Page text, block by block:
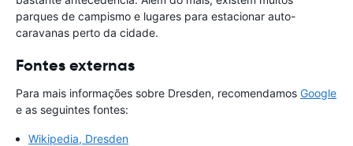
parques de campismo e lugares para estacionar auto-
caravanas perto da cidade.
Fontes externas
Para mais informações sobre Dresden, recomendamos Google
e as seguintes fontes:
Wikipedia, Dresden